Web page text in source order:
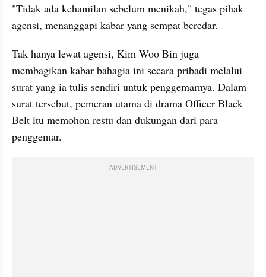
"Tidak ada kehamilan sebelum menikah," tegas pihak
agensi, menanggapi kabar yang sempat beredar.
Tak hanya lewat agensi, Kim Woo Bin juga
membagikan kabar bahagia ini secara pribadi melalui
surat yang ia tulis sendiri untuk penggemarnya. Dalam
surat tersebut, pemeran utama di drama Officer Black
Belt itu memohon restu dan dukungan dari para
penggemar.
ADVERTISEMENT